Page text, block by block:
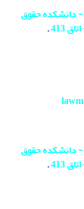
- دانشکده حقوق
.
- دانشکده حقوق
.